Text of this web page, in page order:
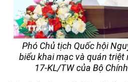
Phó Chủ tịch Quốc hội
biểu khai mạc và quán triệt
17-KL/TW của Bộ